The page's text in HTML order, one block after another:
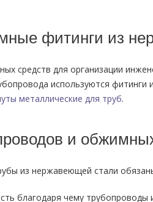
фитинги из
средств для организации
используются
металлические для труб.
и
из нержавеющей стали
благодаря чему